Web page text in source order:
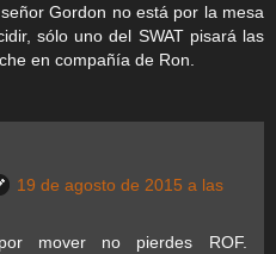
Gordon no está por la mesa
sólo uno del SWAT pisará las
en compañía de Ron.
19 de agosto de 2015 a las
mover no pierdes ROF.